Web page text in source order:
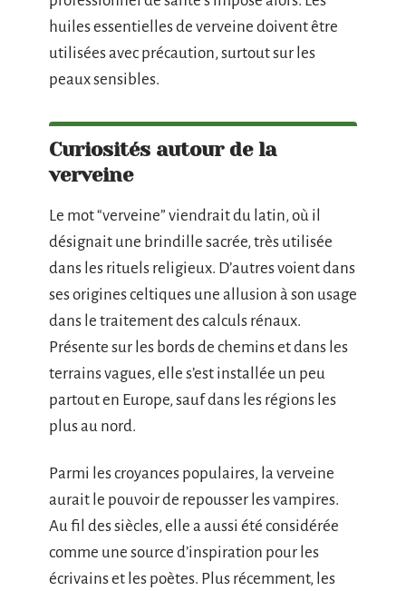
huiles essentielles de verveine doivent être
utilisées avec précaution, surtout sur les
peaux sensibles.
Curiosités autour de la
verveine
Le mot “verveine” viendrait du latin, où il
désignait une brindille sacrée, très utilisée
dans les rituels religieux. D’autres voient dans
ses origines celtiques une allusion à son usage
dans le traitement des calculs rénaux.
Présente sur les bords de chemins et dans les
terrains vagues, elle s’est installée un peu
partout en Europe, sauf dans les régions les
plus au nord.
Parmi les croyances populaires, la verveine
aurait le pouvoir de repousser les vampires.
Au fil des siècles, elle a aussi été considérée
comme une source d’inspiration pour les
écrivains et les poètes. Plus récemment, les